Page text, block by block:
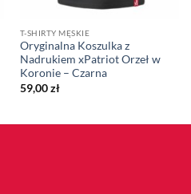
T-SHIRTY MĘSKIE
Oryginalna Koszulka z
Nadrukiem xPatriot Orzeł w
Koronie – Czarna
59,00zł